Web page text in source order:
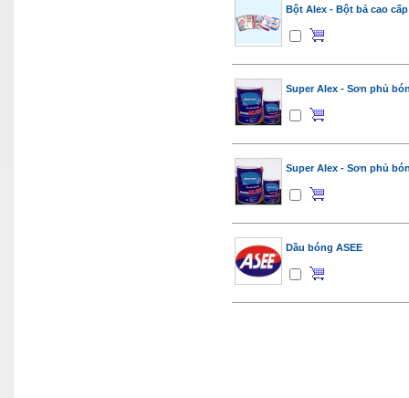
Bột Alex - Bột bả cao
Super Alex - Sơn phủ
Super Alex - Sơn phủ
Dầu bóng ASEE